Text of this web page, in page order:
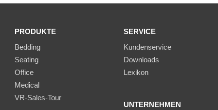
PRODUKTE
Bedding
Seating
Office
Medical
VR-Sales-Tour
SERVICE
Kundenservice
Downloads
Lexikon
UNTERNEHMEN